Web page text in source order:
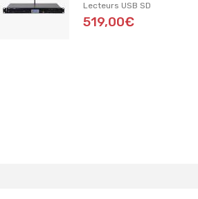
Lecteurs USB SD
519,00€